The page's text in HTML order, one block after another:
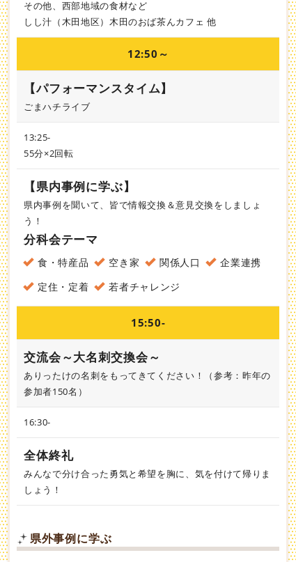
その他、西部地域の食材など
しし汁（木田地区）木田のおば茶んカフェ 他
12:50～
【パフォーマンスタイム】
ごまハチライブ
13:25-
55分×2回転
【県内事例に学ぶ】
県内事例を聞いて、皆で情報交換＆意見交換をしましょ
う！
分科会テーマ
食・特産品 空き家 関係人口
企業連携
定住・定着
若者チャレンジ
15:50-
交流会～大名刺交換会～
ありったけの名刺をもってきてください！（参考：昨年の
参加者150名）
16:30-
全体終礼
みんなで分け合った勇気と希望を胸に、気を付けて帰りま
しょう！
県外事例に学ぶ